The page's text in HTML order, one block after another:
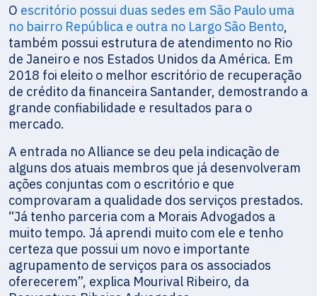
O escritório possui duas sedes em São Paulo uma
no bairro República e outra no Largo São Bento,
também possui estrutura de atendimento no Rio
de Janeiro e nos Estados Unidos da América. Em
2018 foi eleito o melhor escritório de recuperação
de crédito da financeira Santander, demostrando a
grande confiabilidade e resultados para o
mercado.
A entrada no Alliance se deu pela indicação de
alguns dos atuais membros que já desenvolveram
ações conjuntas com o escritório e que
comprovaram a qualidade dos serviços prestados.
“Já tenho parceria com a Morais Advogados a
muito tempo. Já aprendi muito com ele e tenho
certeza que possui um novo e importante
agrupamento de serviços para os associados
oferecerem”, explica Mourival Ribeiro, da